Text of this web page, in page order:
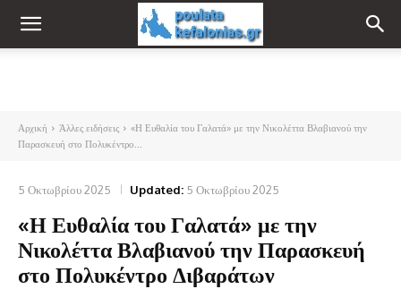
Αρχική Άλλες ειδήσεις
«Η Ευθαλία του Γαλατά» με την Νικολέττα Βλαβιανού την
Παρασκευή στο Πολυκέντρο...
5 Οκτωβρίου 2025 Updated: 5 Οκτωβρίου 2025
«Η Ευθαλία του Γαλατά» με την
Νικολέττα Βλαβιανού την Παρασκευή
στο Πολυκέντρο Διβαράτων